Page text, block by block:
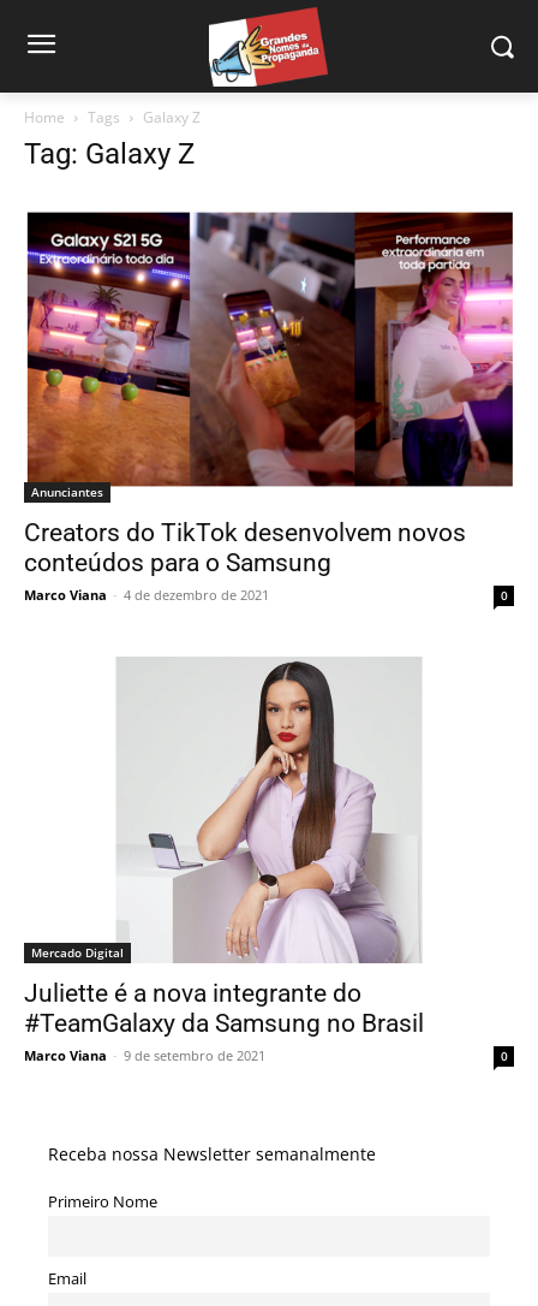
Home Tags Galaxy Z
Tag: Galaxy Z
Anunciantes
Creators do TikTok desenvolvem novos
conteúdos para o Samsung
Marco Viana - 4 de dezembro de 2021 0
Mercado Digital
Juliette é a nova integrante do
#TeamGalaxy da Samsung no Brasil
Marco Viana - 9 de setembro de 2021 0
Receba nossa Newsletter semanalmente
Primeiro Nome
Email